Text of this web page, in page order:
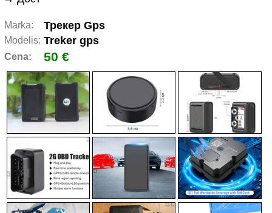
Marka: Трекер Gps
Modelis: Treker gps
Cena: 50 €